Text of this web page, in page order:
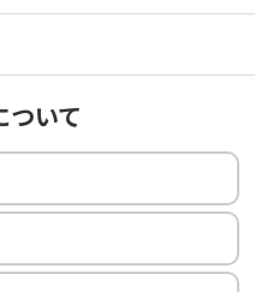
ついて